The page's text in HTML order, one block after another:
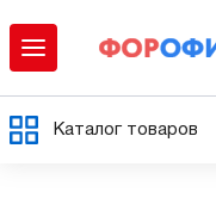
Каталог товаров